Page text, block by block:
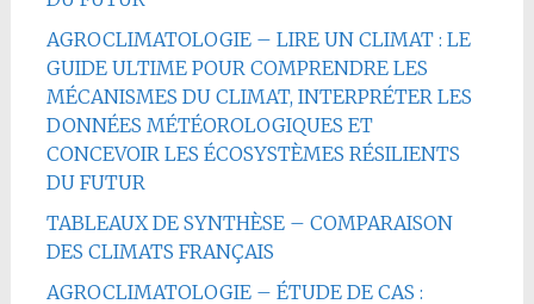
AGROCLIMATOLOGIE – LIRE UN CLIMAT : LE
GUIDE ULTIME POUR COMPRENDRE LES
MÉCANISMES DU CLIMAT, INTERPRÉTER LES
DONNÉES MÉTÉOROLOGIQUES ET
CONCEVOIR LES ÉCOSYSTÈMES RÉSILIENTS
DU FUTUR
TABLEAUX DE SYNTHÈSE – COMPARAISON
DES CLIMATS FRANÇAIS
AGROCLIMATOLOGIE – ÉTUDE DE CAS :